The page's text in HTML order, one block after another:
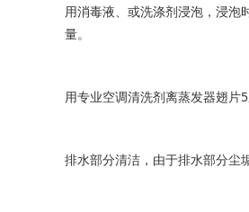
用消毒液、或洗涤剂浸泡，浸
量。
用专业空调清洗剂离蒸发器翅片
排水部分清洁，由于排水部分尘